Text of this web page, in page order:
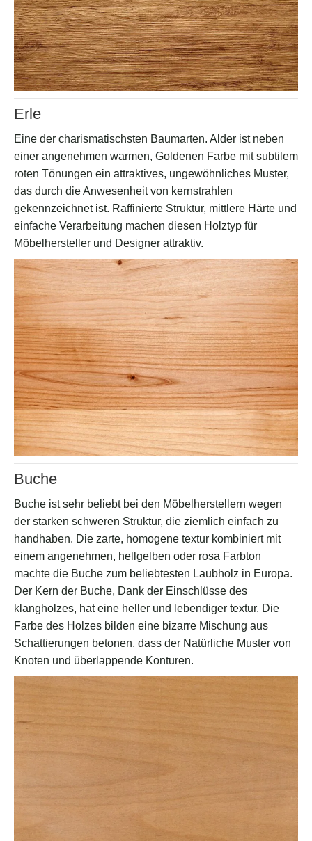
Erle
Eine der charismatischsten Baumarten. Alder ist neben
einer angenehmen warmen, Goldenen Farbe mit subtilem
roten Tönungen ein attraktives, ungewöhnliches Muster,
das durch die Anwesenheit von kernstrahlen
gekennzeichnet ist. Raffinierte Struktur, mittlere Härte und
einfache Verarbeitung machen diesen Holztyp für
Möbelhersteller und Designer attraktiv.
Buche
Buche ist sehr beliebt bei den Möbelherstellern wegen
der starken schweren Struktur, die ziemlich einfach zu
handhaben. Die zarte, homogene textur kombiniert mit
einem angenehmen, hellgelben oder rosa Farbton
machte die Buche zum beliebtesten Laubholz in Europa.
Der Kern der Buche, Dank der Einschlüsse des
klangholzes, hat eine heller und lebendiger textur. Die
Farbe des Holzes bilden eine bizarre Mischung aus
Schattierungen betonen, dass der Natürliche Muster von
Knoten und überlappende Konturen.